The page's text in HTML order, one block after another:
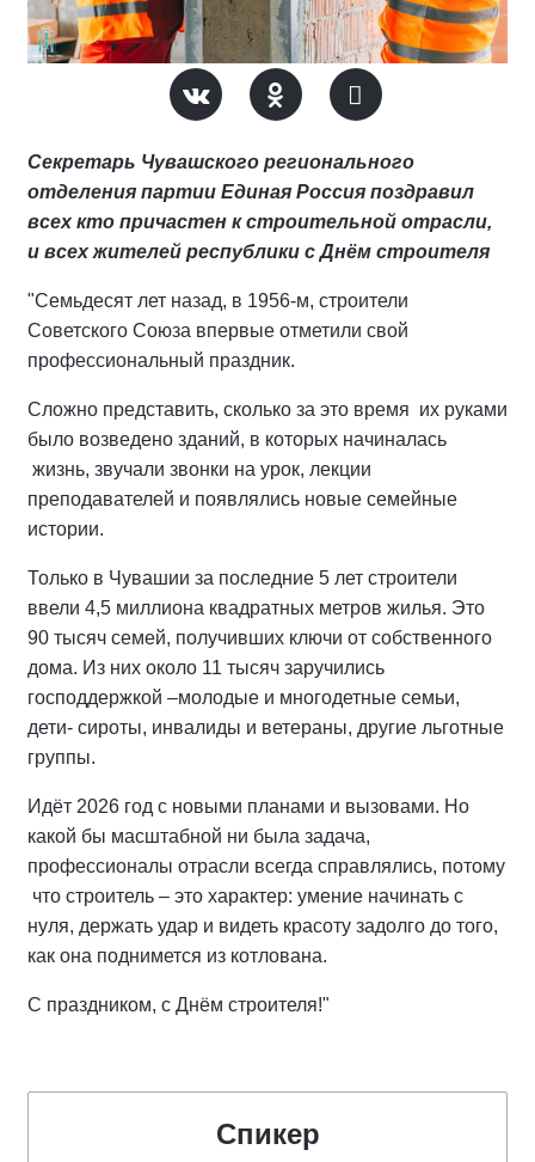
Секретарь Чувашского регионального
отделения партии Единая Россия поздравил
всех кто причастен к строительной отрасли,
и всех жителей республики с Днём строителя
"Семьдесят лет назад, в 1956-м, строители
Советского Союза впервые отметили свой
профессиональный праздник.
Сложно представить, сколько за это время их руками
было возведено зданий, в которых начиналась
жизнь, звучали звонки на урок, лекции
преподавателей и появлялись новые семейные
истории.
Только в Чувашии за последние 5 лет строители
ввели 4,5 миллиона квадратных метров жилья. Это
90 тысяч семей, получивших ключи от собственного
дома. Из них около 11 тысяч заручились
господдержкой –молодые и многодетные семьи,
дети- сироты, инвалиды и ветераны, другие льготные
группы.
Идёт 2026 год с новыми планами и вызовами. Но
какой бы масштабной ни была задача,
профессионалы отрасли всегда справлялись, потому
что строитель – это характер: умение начинать с
нуля, держать удар и видеть красоту задолго до того,
как она поднимется из котлована.
С праздником, с Днём строителя!"
Спикер